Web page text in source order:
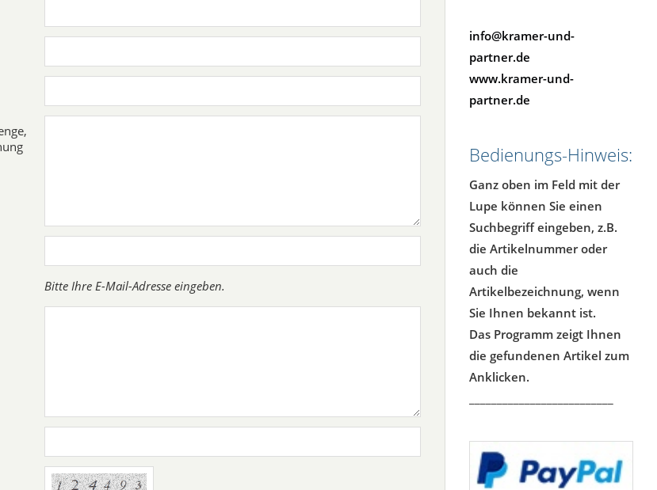
Bitte Ihre E-Mail-Adresse eingeben.
info@kramer-und-
partner.de
www.kramer-und-
partner.de
Bedienungs-Hinweis:
Ganz oben im Feld mit der
Lupe können Sie einen
Suchbegriff eingeben, z.B.
die Artikelnummer oder
auch die
Artikelbezeichnung, wenn
Sie Ihnen bekannt ist.
Das Programm zeigt Ihnen
die gefundenen Artikel zum
Anklicken.